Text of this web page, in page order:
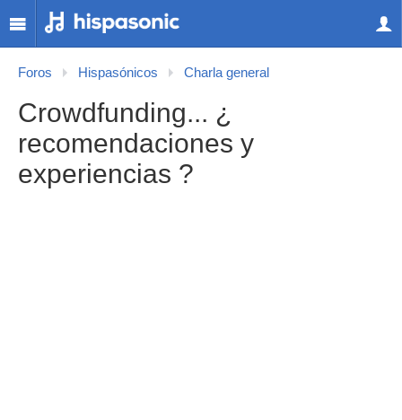
Foros Hispasónicos Charla general
Crowdfunding... ¿
recomendaciones y
experiencias ?